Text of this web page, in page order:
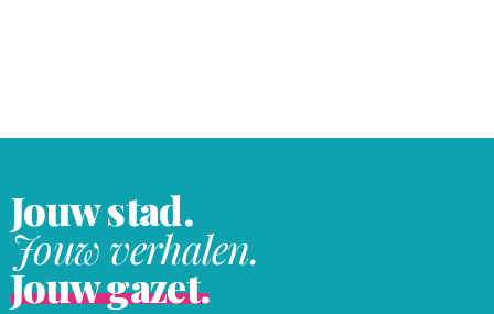
Jouw stad.
Jouw verhalen.
Jouw gazet.